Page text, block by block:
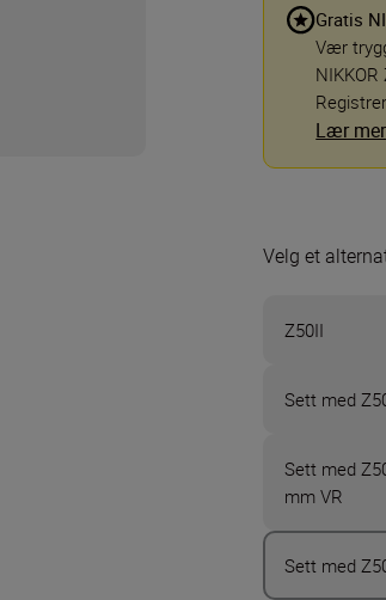
Gratis
Vær
Lær mer
Velg et
Z50II
Sett med
Sett med
mm VR
Sett med